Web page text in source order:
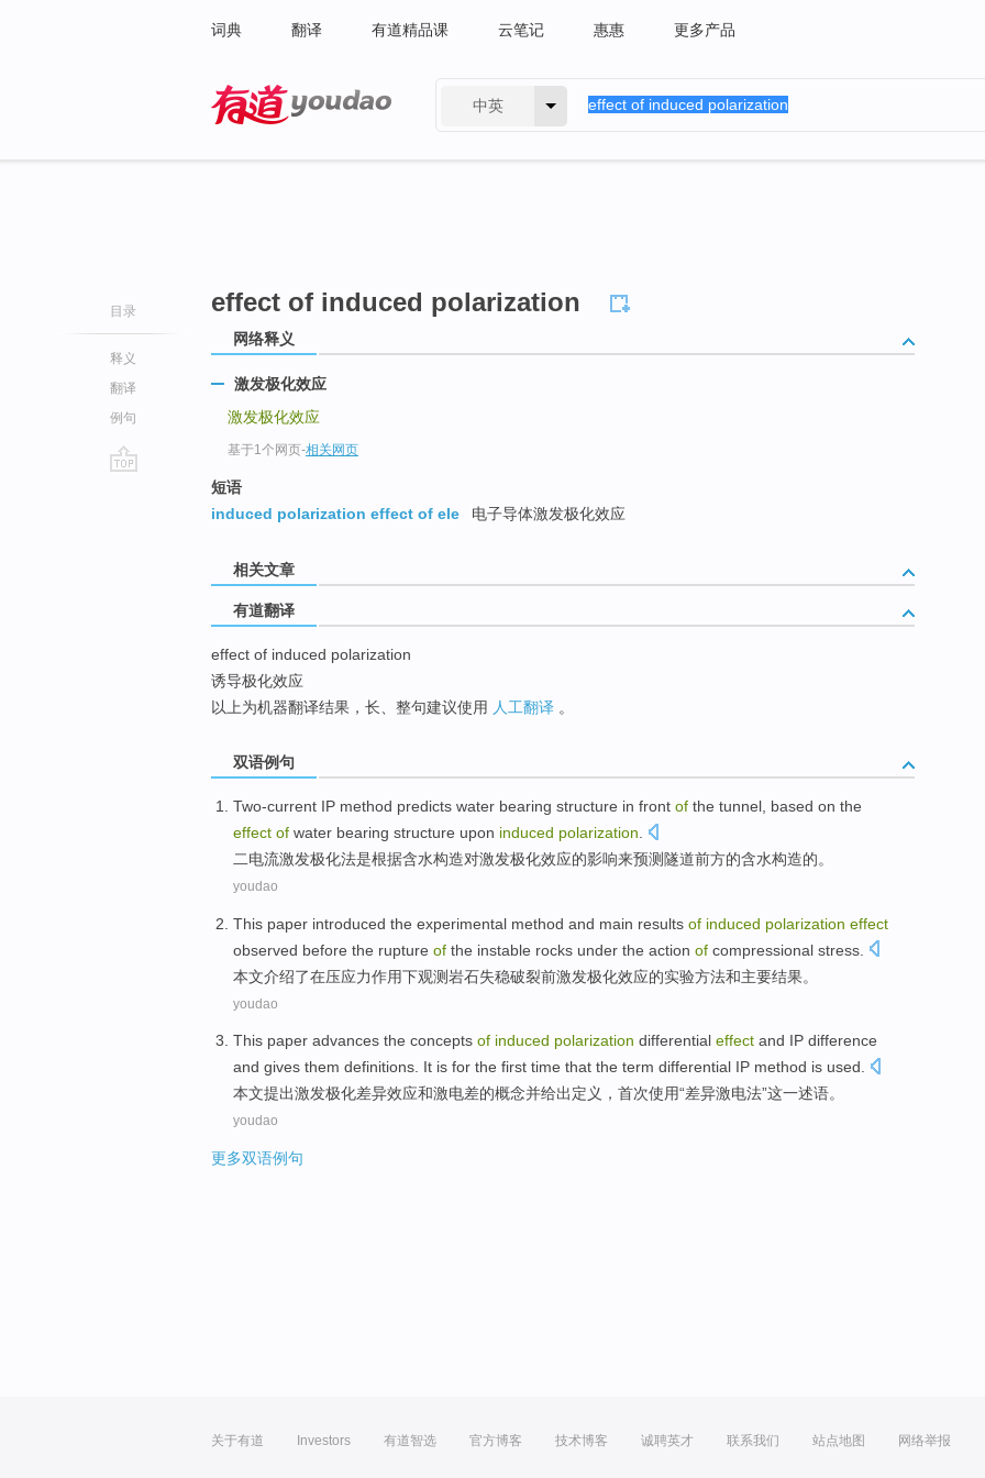
词典 翻译 有道精品课 云笔记 惠惠 更多产品
中英
目录
释义
翻译
例句
effect of induced polarization
网络释义
激发极化效应
激发极化效应
基于1个网页-相关网页
短语
induced polarization effect of ele
电子导体激发极化效应
相关文章
有道翻译
effect of induced polarization
诱导极化效应
以上为机器翻译结果，长、整句建议使用 人工翻译 。
双语例句
Two-current IP method predicts water bearing structure in front of the tunnel based on the
effect of water bearing structure upon induced polarization
二电流激发极化法是根据含水构造对激发极化效应的影响来预测 隧道前方的含水构造的。
youdao
This paper introduced the experimental method and main results of induced polarization effect
observed before the rupture of the instable rocks under the action of compressional stress
本文介绍了在压应力作用下观测岩石失稳破裂前激发极化效应的实验方法和主要结果。
youdao
This paper advances the concepts of induced polarization differential effect and IP difference
and gives them definitions. It is for the first time that the term differential IP method is used.
本文提出激发极化差异效应和激电差的概念并给出定义 ， 首次使用“差异激电法”这一述语。
youdao
更多双语例句
关于有道 Investors 有道智选 官方博客 技术博客 诚聘英才 联系我们 站点地图 网络举报